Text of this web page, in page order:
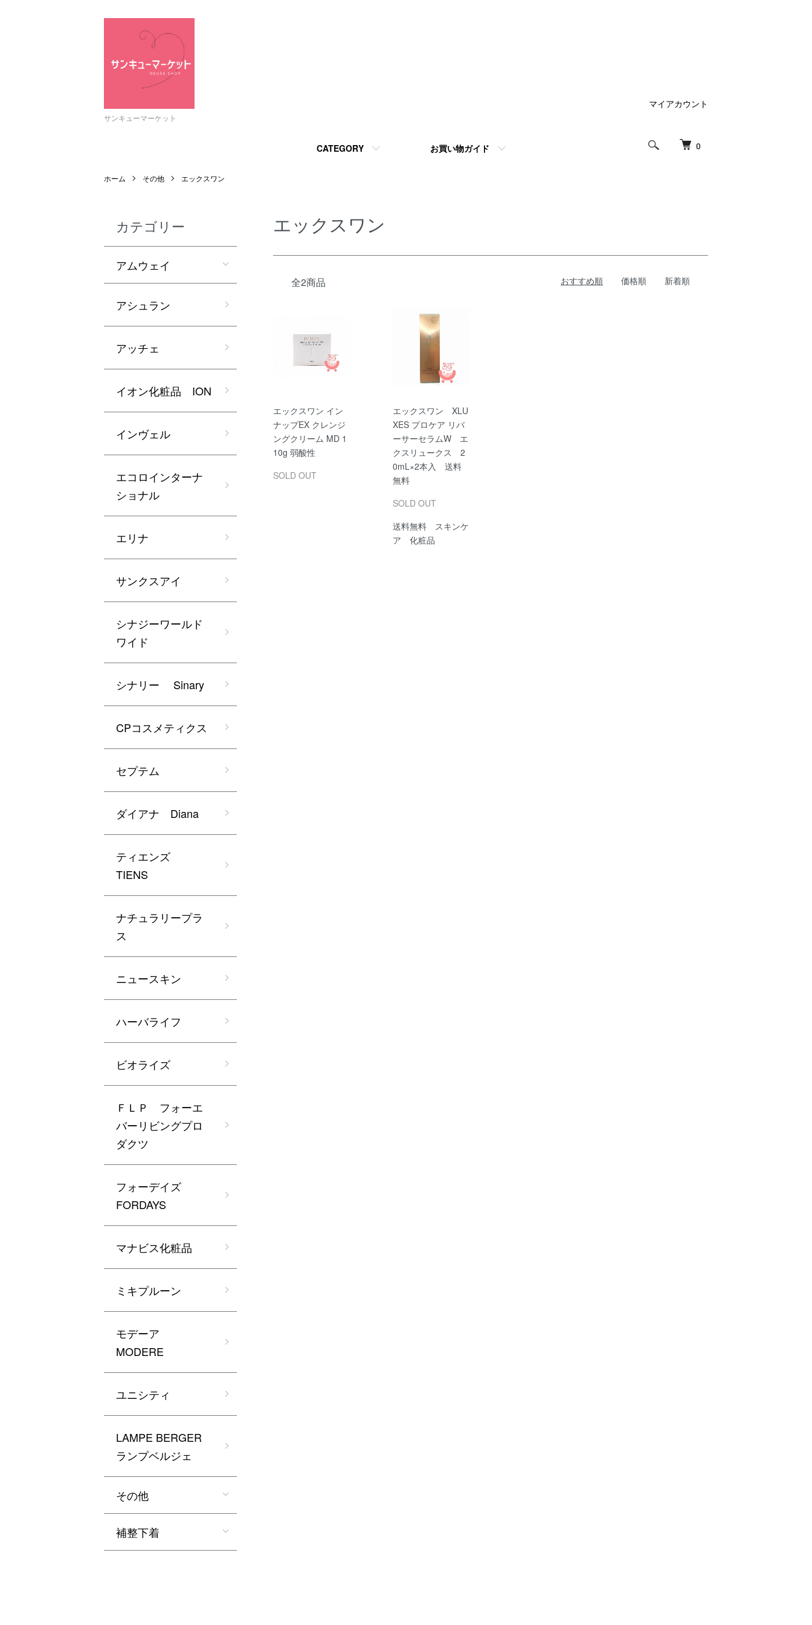
サンキューマーケット
0
CATEGORY お買い物ガイド
マイアカウント
ホーム その他 エックスワン
エックスワン
全2商品 おすすめ順 価格順 新着順
エックスワン イン
ナップEX クレンジ
ングクリーム MD 1
10g 弱酸性
SOLD OUT
エックスワン XLU
XES プロケア リバ
ーサーセラムW エ
クスリュークス 2
0mL×2本入 送料
無料
SOLD OUT
送料無料 スキンケ
ア 化粧品
カテゴリー
アムウェイ
アシュラン
アッチェ
イオン化粧品 ION
インヴェル
エコロインターナ
ショナル
エリナ
サンクスアイ
シナジーワールド
ワイド
シナリー Sinary
CPコスメティクス
セプテム
ダイアナ Diana
ティエンズ
TIENS
ナチュラリープラ
ス
ニュースキン
ハーバライフ
ビオライズ
ＦＬＰ フォーエ
バーリビングプロ
ダクツ
フォーデイズ
FORDAYS
マナビス化粧品
ミキプルーン
モデーア
MODERE
ユニシティ
LAMPE BERGER
ランプベルジェ
その他
補整下着